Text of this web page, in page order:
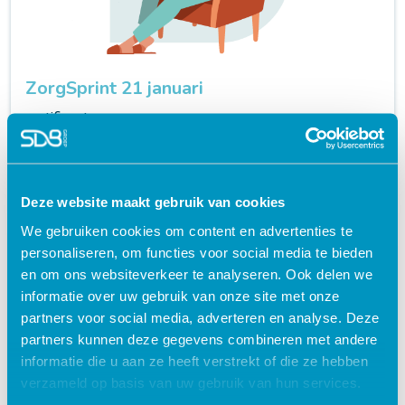
Deze website maakt gebruik van cookies
We gebruiken cookies om content en advertenties te
personaliseren, om functies voor social media te bieden
en om ons websiteverkeer te analyseren. Ook delen we
informatie over uw gebruik van onze site met onze
partners voor social media, adverteren en analyse. Deze
partners kunnen deze gegevens combineren met andere
informatie die u aan ze heeft verstrekt of die ze hebben
verzameld op basis van uw gebruik van hun services.
ZorgSprint 21 januari
certificaat
launch